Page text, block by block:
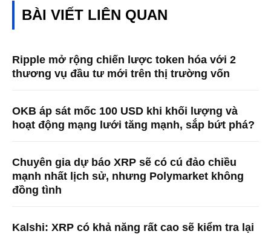
BÀI VIẾT LIÊN QUAN
Ripple mở rộng chiến lược token hóa với 2
thương vụ đầu tư mới trên thị trường vốn
OKB áp sát mốc 100 USD khi khối lượng và
hoạt động mạng lưới tăng mạnh, sắp bứt phá?
Chuyên gia dự báo XRP sẽ có cú đảo chiều
mạnh nhất lịch sử, nhưng Polymarket không
đồng tình
Kalshi: XRP có khả năng rất cao sẽ kiểm tra lại